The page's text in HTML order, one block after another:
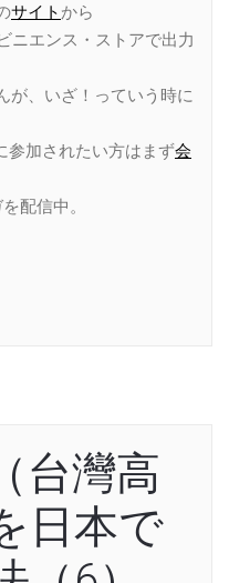
サイト から
ニエンス・ストアで出力
が、いざ！っていう時に
参加されたい方はまず会
配信中。
台灣高
日本で